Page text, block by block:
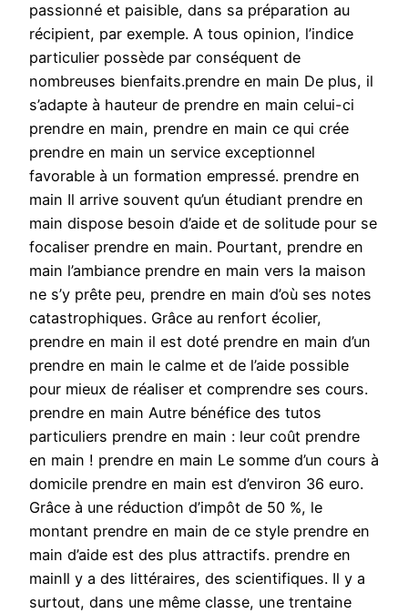
passionné et paisible, dans sa préparation au
récipient, par exemple. A tous opinion, l’indice
particulier possède par conséquent de
nombreuses bienfaits.prendre en main De plus, il
s’adapte à hauteur de prendre en main celui-ci
prendre en main, prendre en main ce qui crée
prendre en main un service exceptionnel
favorable à un formation empressé. prendre en
main Il arrive souvent qu’un étudiant prendre en
main dispose besoin d’aide et de solitude pour se
focaliser prendre en main. Pourtant, prendre en
main l’ambiance prendre en main vers la maison
ne s’y prête peu, prendre en main d’où ses notes
catastrophiques. Grâce au renfort écolier,
prendre en main il est doté prendre en main d’un
prendre en main le calme et de l’aide possible
pour mieux de réaliser et comprendre ses cours.
prendre en main Autre bénéfice des tutos
particuliers prendre en main : leur coût prendre
en main ! prendre en main Le somme d’un cours à
domicile prendre en main est d’environ 36 euro.
Grâce à une réduction d’impôt de 50 %, le
montant prendre en main de ce style prendre en
main d’aide est des plus attractifs. prendre en
mainIl y a des littéraires, des scientifiques. Il y a
surtout, dans une même classe, une trentaine